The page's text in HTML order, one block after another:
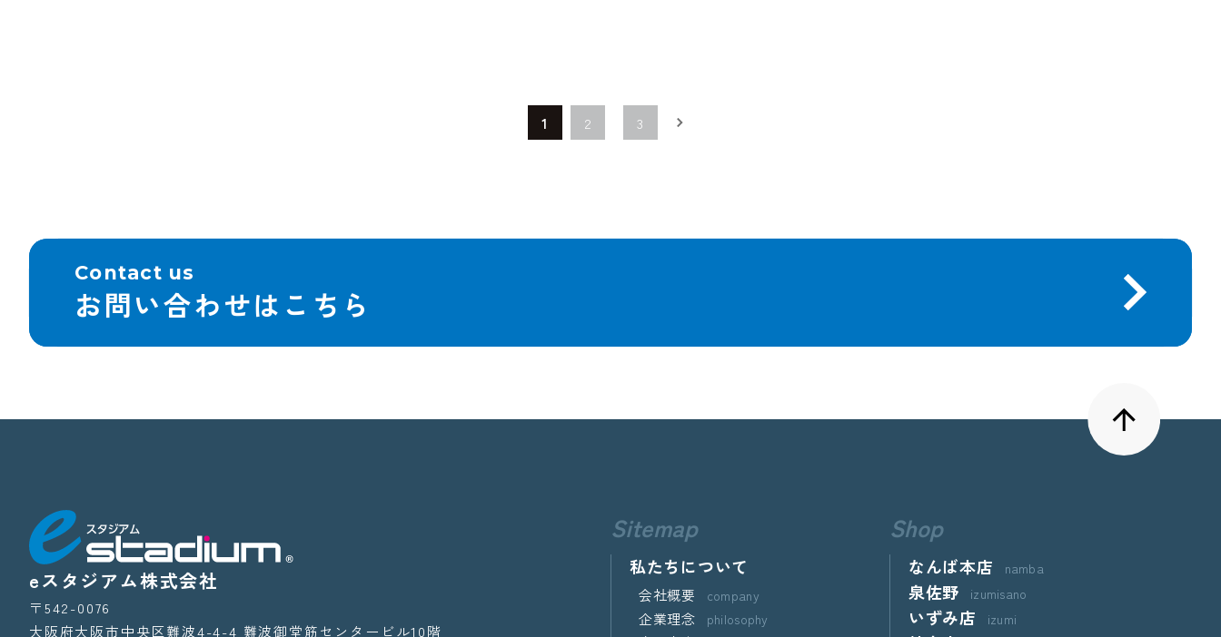
1 2 3
Contact us
お問い合わせはこちら
eスタジアム株式会社
〒542-0076
大阪府大阪市中央区難波4-4-4 難波御堂筋センタービル10階
Sitemap
私たちについて
会社概要 company
企業理念 philosophy
Shop
なんば本店 namba
泉佐野 izumisano
いずみ店 izumi